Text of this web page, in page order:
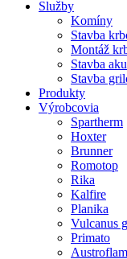
Služby
Komíny
Stavba
Montáž
Stavba
Stavba
Produkty
Výrobcovia
Spartherm
Hoxter
Brunner
Romotop
Rika
Kalfire
Planika
Vulcanus
Primato